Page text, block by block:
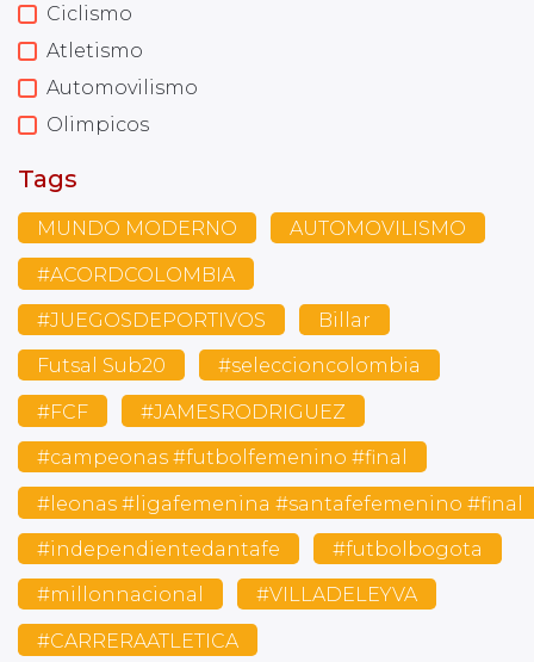
Ciclismo
Atletismo
Automovilismo
Olimpicos
Tags
MUNDO MODERNO AUTOMOVILISMO
#ACORDCOLOMBIA
#JUEGOSDEPORTIVOS Billar
Futsal Sub20 #seleccioncolombia
#FCF #JAMESRODRIGUEZ
#campeonas #futbolfemenino #final
#leonas #ligafemenina #santafefemenino #final
#independientedantafe #futbolbogota
#millonnacional #VILLADELEYVA
#CARRERAATLETICA